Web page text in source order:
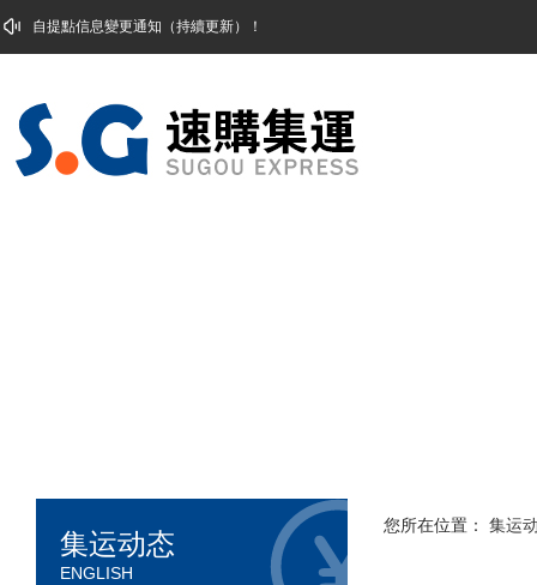
自提点信息变更通知2.18
集运动态
ENGLISH
您所在位置： 集运